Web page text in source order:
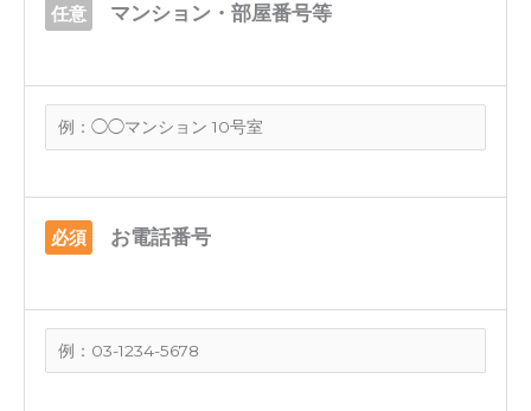
任意 マンション・部屋番号等
必須 お電話番号